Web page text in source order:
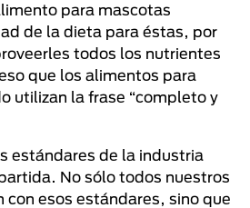
para mascotas
de la dieta para éstas, por
todos los nutrientes
que los alimentos para
utilizan la frase “completo y
estándares de la industria
No sólo todos nuestros
esos estándares, sino que